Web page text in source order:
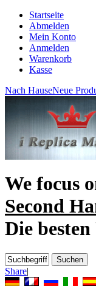
Startseite
Abmelden
Mein Konto
Anmelden
Warenkorb
Kasse
Nach HauseNeue
We focus
Second
Die
Share|